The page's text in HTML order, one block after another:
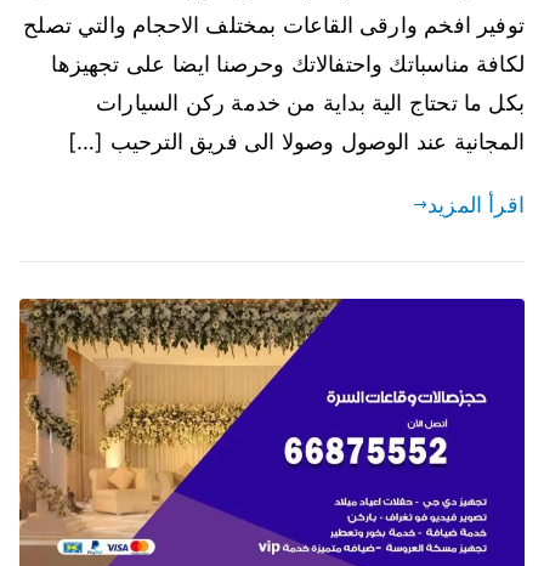
توفير افخم وارقى القاعات بمختلف الاحجام والتي تصلح
لكافة مناسباتك واحتفالاتك وحرصنا ايضا على تجهيزها
بكل ما تحتاج الية بداية من خدمة ركن السيارات
المجانية عند الوصول وصولا الى فريق الترحيب […]
اقرأ المزيد